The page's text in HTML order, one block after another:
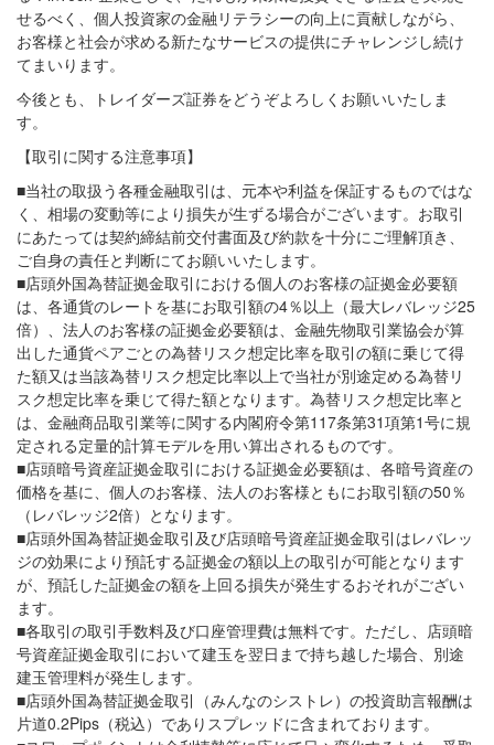
せるべく、個人投資家の金融リテラシーの向上に貢献しながら、
お客様と社会が求める新たなサービスの提供にチャレンジし続け
てまいります。
今後とも、トレイダーズ証券をどうぞよろしくお願いいたしま
す。
【取引に関する注意事項】
■当社の取扱う各種金融取引は、元本や利益を保証するものではな
く、相場の変動等により損失が生ずる場合がございます。お取引
にあたっては契約締結前交付書面及び約款を十分にご理解頂き、
ご自身の責任と判断にてお願いいたします。
■店頭外国為替証拠金取引における個人のお客様の証拠金必要額
は、各通貨のレートを基にお取引額の4％以上（最大レバレッジ25
倍）、法人のお客様の証拠金必要額は、金融先物取引業協会が算
出した通貨ペアごとの為替リスク想定比率を取引の額に乗じて得
た額又は当該為替リスク想定比率以上で当社が別途定める為替リ
スク想定比率を乗じて得た額となります。為替リスク想定比率と
は、金融商品取引業等に関する内閣府令第117条第31項第1号に規
定される定量的計算モデルを用い算出されるものです。
■店頭暗号資産証拠金取引における証拠金必要額は、各暗号資産の
価格を基に、個人のお客様、法人のお客様ともにお取引額の50％
（レバレッジ2倍）となります。
■店頭外国為替証拠金取引及び店頭暗号資産証拠金取引はレバレッ
ジの効果により預託する証拠金の額以上の取引が可能となります
が、預託した証拠金の額を上回る損失が発生するおそれがござい
ます。
■各取引の取引手数料及び口座管理費は無料です。ただし、店頭暗
号資産証拠金取引において建玉を翌日まで持ち越した場合、別途
建玉管理料が発生します。
■店頭外国為替証拠金取引（みんなのシストレ）の投資助言報酬は
片道0.2Pips（税込）でありスプレッドに含まれております。